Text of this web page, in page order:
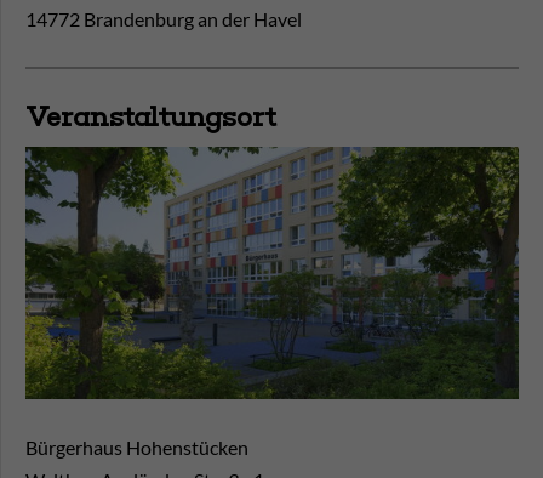
14772 Brandenburg an der Havel
Veranstaltungsort
Bürgerhaus Hohenstücken